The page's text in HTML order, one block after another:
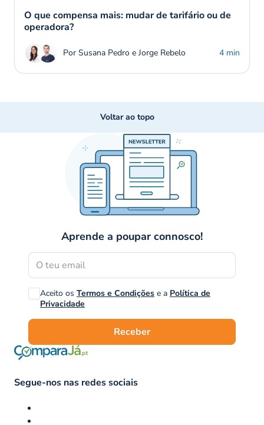
O que compensa mais: mudar de tarifário ou de
operadora?
Por Susana Pedro e Jorge Rebelo 4 min
Voltar ao topo
Aprende a poupar connosco!
Aceito os Termos e Condições e a Política de
Privacidade
Receber
Segue-nos nas redes sociais